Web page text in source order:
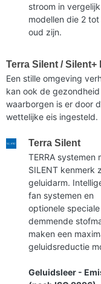
stroom in
modellen die 2
oud zijn.
Terra Silent / Silent+
Een stille omgeving
kan ook de
waarborgen is er door
wettelijke eis ingesteld.
Terra Silent
TERRA systemen
SILENT kenmerk
geluidarm.
fan systemen en
optionele speciale
demmende
maken een
geluidsreductie
Geluidsleer -